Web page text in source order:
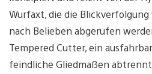
Wurfaxt, die die Blickverfolgung
nach Belieben abgerufen
Tempered Cutter, ein
feindliche Gliedmaßen